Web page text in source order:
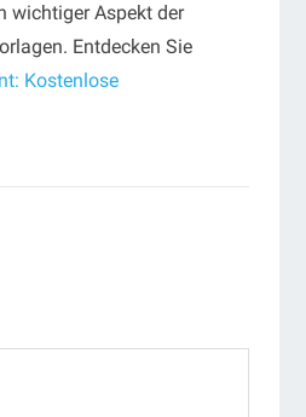
wichtiger Aspekt der
Entdecken Sie
Kostenlose